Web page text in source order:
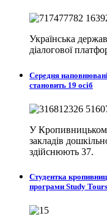
Українська
діалогової
Середня
становить 19 осіб
У
закладів
здійснюють 37.
Студентка
програми Study